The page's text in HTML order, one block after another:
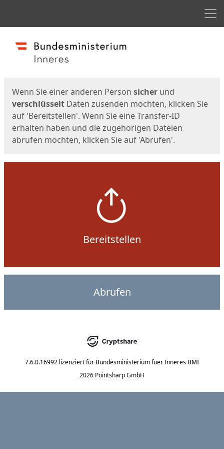
Start
Wenn Sie einer anderen Person sicher und
verschlüsselt Daten zusenden möchten, klicken Sie
auf 'Bereitstellen'. Wenn Sie eine Transfer-ID
erhalten haben und die zugehörigen Dateien
abrufen möchten, klicken Sie auf 'Abrufen'.
Bereitstellen
Abrufen
7.6.0.16992 lizenziert für Bundesministerium fuer Inneres BMI
2026 Pointsharp GmbH